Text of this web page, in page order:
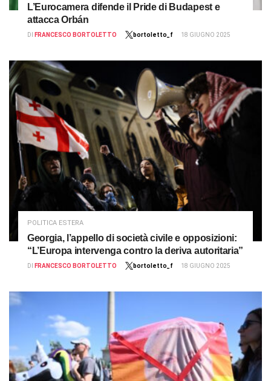
L’Eurocamera difende il Pride di Budapest e
attacca Orbán
DI FRANCESCO BORTOLETTO bortoletto_f 18 GIUGNO 2025
POLITICA ESTERA
Georgia, l’appello di società civile e opposizioni:
“L’Europa intervenga contro la deriva autoritaria”
DI FRANCESCO BORTOLETTO bortoletto_f 18 GIUGNO 2025